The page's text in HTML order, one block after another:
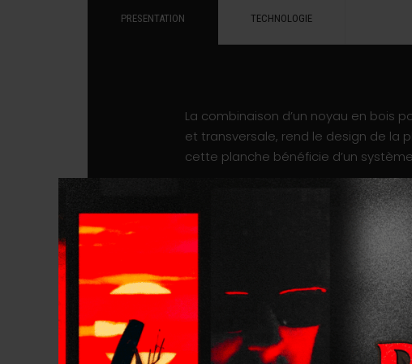
PRESENTATION TECHNOLOGIE
La combinaison d’un noyau en bois
et transversale, rend le design de la
cette planche bénéficie d’un
Le nose très arrondi et le rocker
proches de celles d’une planche de
crucial d’avoir un nose très spatulé.
parfaits pour le surf dans les petites
portance à l’arrière. Enfin, l’outline
absorber le clapot lors de la
Pour rendre la planche
efforts. De plus, la disposition du